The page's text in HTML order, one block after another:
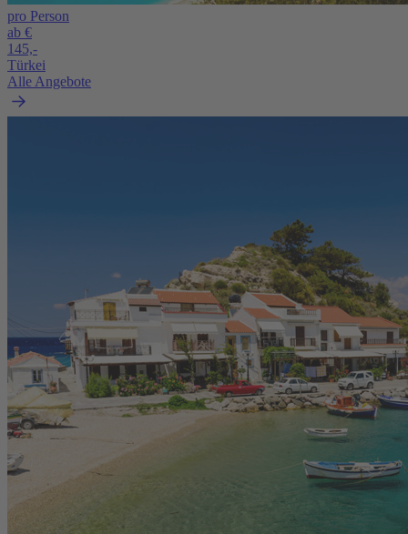
pro Person
ab €
145,-
Türkei
Alle Angebote